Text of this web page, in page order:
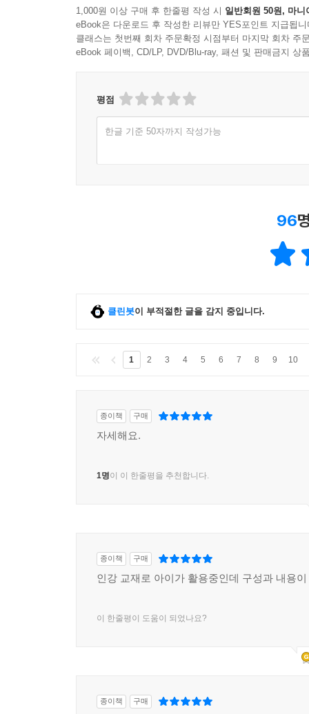
1,000원 이상 구매 후 한줄평 작성 시 일반회원 50원, 마니
eBook은 다운로드 후 작성한 리뷰만 YES포인트 지급됩니
클래스는 첫번째 회차 주문확정 시점부터 마지막 회차 주
eBook 페이백, CD/LP, DVD/Blu-ray, 패션 및 판매금지 상
평점
한글 기준 50자까지 작성가능
96
클린봇이 부적절한 글을 감지 중입니다.
1 2 3 4 5 6 7 8 9 10
종이책 구매
자세해요.
1명이 이 한줄평을 추천합니다.
종이책 구매
인강 교재로 아이가 활용중인데 구성과 내용
이 한줄평이 도움이 되었나요?
종이책 구매